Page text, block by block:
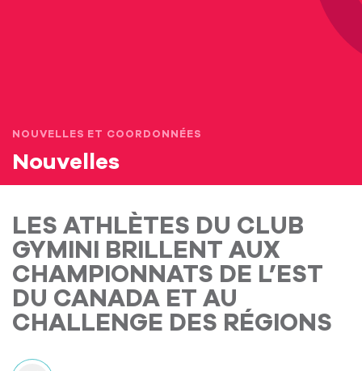
NOUVELLES ET COORDONNÉES
Nouvelles
LES ATHLÈTES DU CLUB
GYMINI BRILLENT AUX
CHAMPIONNATS DE L’EST
DU CANADA ET AU
CHALLENGE DES RÉGIONS